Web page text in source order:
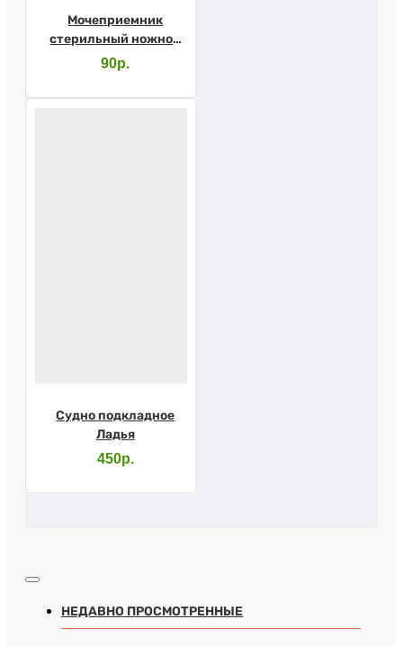
Мочеприемник
стерильный ножной
90р.
Судно подкладное
Ладья
450р.
НЕДАВНО ПРОСМОТРЕННЫЕ